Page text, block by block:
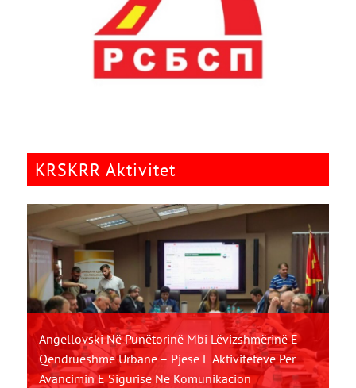
KRSKRR Aktivitet
Angellovski Në Punëtorinë Mbi Lëvizshmërinë E
Qëndrueshme Urbane – Pjesë E Aktiviteteve Për
Avancimin E Sigurisë Në Komunikacion